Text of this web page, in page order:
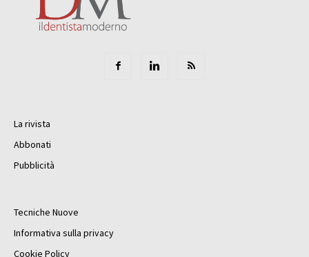
La rivista
Abbonati
Pubblicità
Tecniche Nuove
Informativa sulla privacy
Cookie Policy